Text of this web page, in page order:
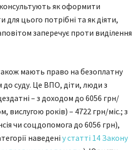
як оформити
для цього потрібні та як діяти,
заперечує проти виділення
мають право на безоплатну
до суду. Це ВПО, діти, люди з
– з доходом до 6056 грн/
вислугою років) – 4722 грн/міс.; з
чи соцдопомога до 6056 грн),
наведені у статті 14 Закону